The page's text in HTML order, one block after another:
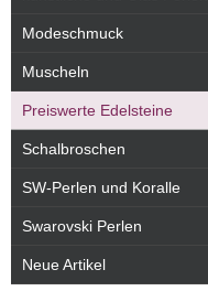
Modeschmuck
Muscheln
Preiswerte Edelsteine
Schalbroschen
SW-Perlen und Koralle
Swarovski Perlen
Neue Artikel